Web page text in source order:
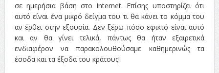
σε ημερήσια βάση στο Internet. Επίσης υποστηρίζει ότι
αυτό είναι ένα μικρό δείγμα του τι θα κάνει το κόμμα του
αν έρθει στην εξουσία. Δεν ξέρω πόσο εφικτό είναι αυτό
και αν θα γίνει τελικά, πάντως θα ήταν εξαιρετικά
ενδιαφέρον να παρακολουθούσαμε καθημερινώς τα
έσοδα και τα έξοδα του κράτους!